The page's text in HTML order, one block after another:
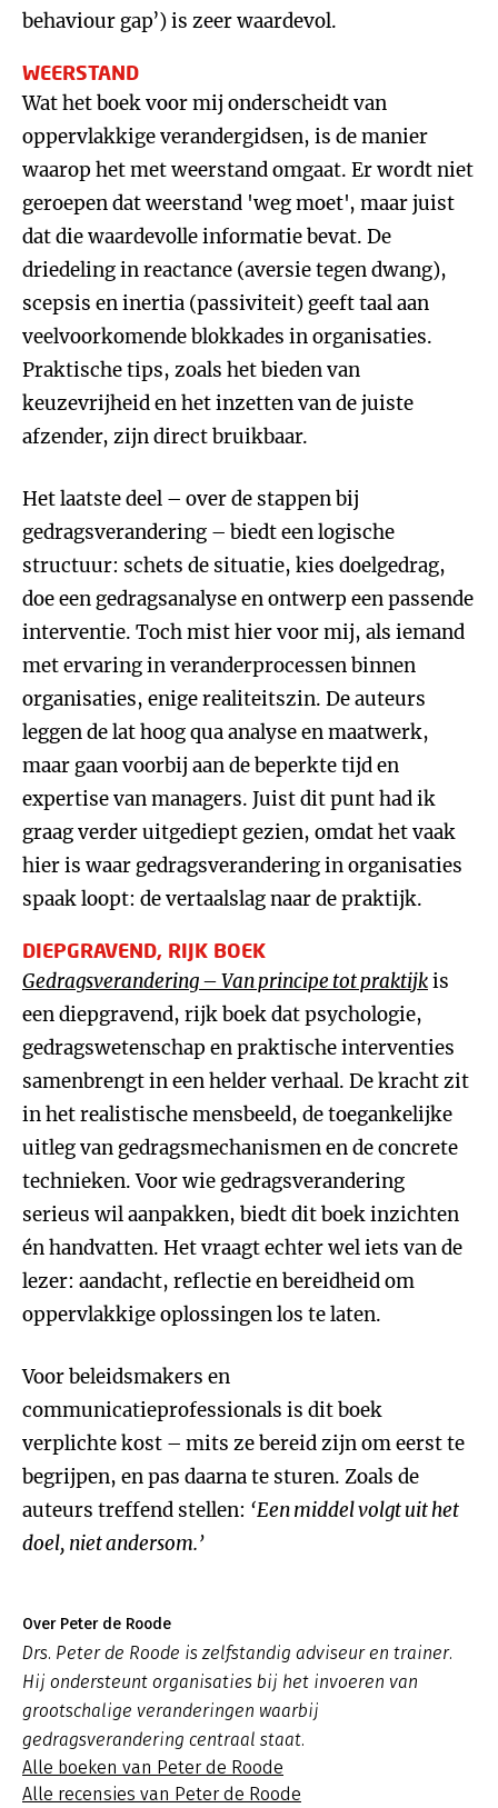
behaviour gap’) is zeer waardevol.
WEERSTAND
Wat het boek voor mij onderscheidt van
oppervlakkige verandergidsen, is de manier
waarop het met weerstand omgaat. Er wordt niet
geroepen dat weerstand 'weg moet', maar juist
dat die waardevolle informatie bevat. De
driedeling in reactance (aversie tegen dwang),
scepsis en inertia (passiviteit) geeft taal aan
veelvoorkomende blokkades in organisaties.
Praktische tips, zoals het bieden van
keuzevrijheid en het inzetten van de juiste
afzender, zijn direct bruikbaar.
Het laatste deel – over de stappen bij
gedragsverandering – biedt een logische
structuur: schets de situatie, kies doelgedrag,
doe een gedragsanalyse en ontwerp een passende
interventie. Toch mist hier voor mij, als iemand
met ervaring in veranderprocessen binnen
organisaties, enige realiteitszin. De auteurs
leggen de lat hoog qua analyse en maatwerk,
maar gaan voorbij aan de beperkte tijd en
expertise van managers. Juist dit punt had ik
graag verder uitgediept gezien, omdat het vaak
hier is waar gedragsverandering in organisaties
spaak loopt: de vertaalslag naar de praktijk.
DIEPGRAVEND, RIJK BOEK
Gedragsverandering – Van principe tot praktijkis
een diepgravend, rijk boek dat psychologie,
gedragswetenschap en praktische interventies
samenbrengt in een helder verhaal. De kracht zit
in het realistische mensbeeld, de toegankelijke
uitleg van gedragsmechanismen en de concrete
technieken. Voor wie gedragsverandering
serieus wil aanpakken, biedt dit boek inzichten
én handvatten. Het vraagt echter wel iets van de
lezer: aandacht, reflectie en bereidheid om
oppervlakkige oplossingen los te laten.
Voor beleidsmakers en
communicatieprofessionals is dit boek
verplichte kost – mits ze bereid zijn om eerst te
begrijpen, en pas daarna te sturen. Zoals de
auteurs treffend stellen: ‘Een middel volgt uit het
doel, niet andersom.’
Over Peter de Roode
Drs. Peter de Roode is zelfstandig adviseur en trainer.
Hij ondersteunt organisaties bij het invoeren van
grootschalige veranderingen waarbij
gedragsverandering centraal staat.
Alle boeken van Peter de Roode
Alle recensies van Peter de Roode